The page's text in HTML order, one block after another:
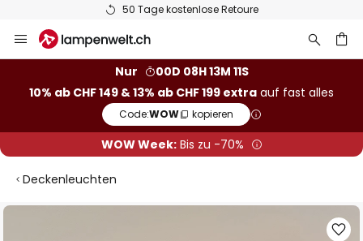
50 Tage kostenlose Retoure
Inhalt
Nur
00D 08H 13M 10S
10% ab CHF 149 & 13% ab CHF 199 extra auf fast alles
Code:WOW kopieren
WOW Week:Bis zu -70%
Deckenleuchten
Zum